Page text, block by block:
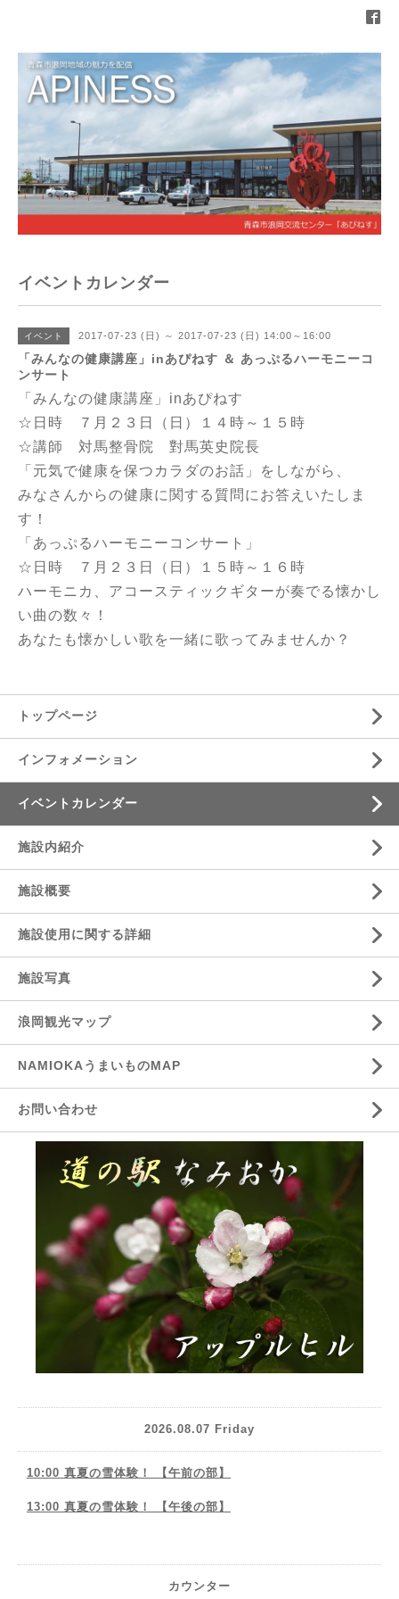
イベントカレンダー
イベント 2017-07-23 (日) ～ 2017-07-23 (日) 14:00～16:00
「みんなの健康講座」inあぴねす ＆ あっぷるハーモニーコ
ンサート
「みんなの健康講座」inあぴねす
☆日時 ７月２３日（日）１４時～１５時
☆講師 対馬整骨院 對馬英史院長
「元気で健康を保つカラダのお話」をしながら、
みなさんからの健康に関する質問にお答えいたしま
す！
「あっぷるハーモニーコンサート」
☆日時 ７月２３日（日）１５時～１６時
ハーモニカ、アコースティックギターが奏でる懐かし
い曲の数々！
あなたも懐かしい歌を一緒に歌ってみませんか？
トップページ
インフォメーション
イベントカレンダー
施設内紹介
施設概要
施設使用に関する詳細
施設写真
浪岡観光マップ
NAMIOKAうまいものMAP
お問い合わせ
2026.08.07 Friday
10:00 真夏の雪体験！ 【午前の部】
13:00 真夏の雪体験！ 【午後の部】
カウンター